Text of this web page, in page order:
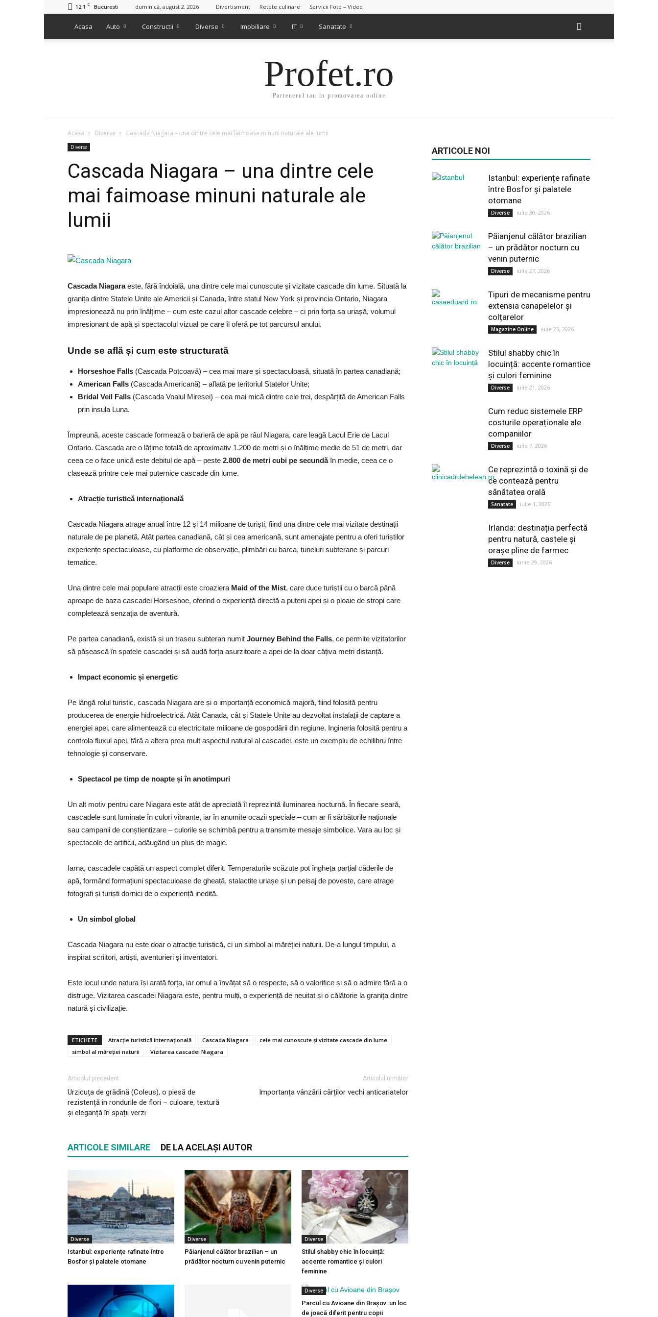
12.1 C Bucuresti duminică, august 2, 2026 Divertisment Retete culinare Servicii Foto – Video
Acasa Auto Constructii Diverse Imobiliare IT Sanatate
Profet.ro
Partenerul tau in promovarea online
Acasa Diverse Cascada Niagara – una dintre cele mai faimoase minuni naturale ale lumii
Diverse
Cascada Niagara – una dintre cele
mai faimoase minuni naturale ale
lumii
Cascada Niagaraeste, fără îndoială, una dintre cele mai cunoscute și vizitate cascade din lume. Situată la
granița dintre Statele Unite ale Americii și Canada, între statul New York și provincia Ontario, Niagara
impresionează nu prin înălțime – cum este cazul altor cascade celebre – ci prin forța sa uriașă, volumul
impresionant de apă și spectacolul vizual pe care îl oferă pe tot parcursul anului.
Unde se află și cum este structurată
Horseshoe Falls (Cascada Potcoavă) – cea mai mare și spectaculoasă, situată în partea canadiană;
American Falls (Cascada Americană) – aflată pe teritoriul Statelor Unite;
Bridal Veil Falls (Cascada Voalul Miresei) – cea mai mică dintre cele trei, despărțită de American Falls
prin insula Luna.
Împreună, aceste cascade formează o barieră de apă pe râul Niagara, care leagă Lacul Erie de Lacul
Ontario. Cascada are o lățime totală de aproximativ 1.200 de metri și o înălțime medie de 51 de metri, dar
ceea ce o face unică este debitul de apă – peste 2.800 de metri cubi pe secundăîn medie, ceea ce o
clasează printre cele mai puternice cascade din lume.
Atracție turistică internațională
Cascada Niagara atrage anual între 12 și 14 milioane de turiști, fiind una dintre cele mai vizitate destinații
naturale de pe planetă. Atât partea canadiană, cât și cea americană, sunt amenajate pentru a oferi turiștilor
experiențe spectaculoase, cu platforme de observație, plimbări cu barca, tuneluri subterane și parcuri
tematice.
Una dintre cele mai populare atracții este croaziera Maid of the Mist, care duce turiștii cu o barcă până
aproape de baza cascadei Horseshoe, oferind o experiență directă a puterii apei și o ploaie de stropi care
completează senzația de aventură.
Pe partea canadiană, există și un traseu subteran numit Journey Behind the Falls, ce permite vizitatorilor
să pășească în spatele cascadei și să audă forța asurzitoare a apei de la doar câțiva metri distanță.
Impact economic și energetic
Pe lângă rolul turistic, cascada Niagara are și o importanță economică majoră, fiind folosită pentru
producerea de energie hidroelectrică. Atât Canada, cât și Statele Unite au dezvoltat instalații de captare a
energiei apei, care alimentează cu electricitate milioane de gospodării din regiune. Ingineria folosită pentru a
controla fluxul apei, fără a altera prea mult aspectul natural al cascadei, este un exemplu de echilibru între
tehnologie și conservare.
Spectacol pe timp de noapte și în anotimpuri
Un alt motiv pentru care Niagara este atât de apreciată îl reprezintă iluminarea nocturnă. În fiecare seară,
cascadele sunt luminate în culori vibrante, iar în anumite ocazii speciale – cum ar fi sărbătorile naționale
sau campanii de conștientizare – culorile se schimbă pentru a transmite mesaje simbolice. Vara au loc și
spectacole de artificii, adăugând un plus de magie.
Iarna, cascadele capătă un aspect complet diferit. Temperaturile scăzute pot îngheța parțial căderile de
apă, formând formațiuni spectaculoase de gheață, stalactite uriașe și un peisaj de poveste, care atrage
fotografi și turiști dornici de o experiență inedită.
Un simbol global
Cascada Niagara nu este doar o atracție turistică, ci un simbol al măreției naturii. De-a lungul timpului, a
inspirat scriitori, artiști, aventurieri și inventatori.
Este locul unde natura își arată forța, iar omul a învățat să o respecte, să o valorifice și să o admire fără a o
distruge. Vizitarea cascadei Niagara este, pentru mulți, o experiență de neuitat și o călătorie la granița dintre
natură și civilizație.
ETICHETE Atracție turistică internațională Cascada Niagara
cele mai cunoscute și vizitate cascade din lume
simbol al măreției naturii
Vizitarea cascadei Niagara
Articolul precedent
Urzicuța de grădină (Coleus), o piesă de
rezistență în rondurile de flori – culoare, textură
și eleganță în spații verzi
Articolul următor
Importanța vânzării cărților vechi anticariatelor
ARTICOLE SIMILARE DE LA ACELAȘI AUTOR
Diverse
Istanbul: experiențe rafinate între
Bosfor și palatele otomane
Diverse
Păianjenul călător brazilian – un
prădător nocturn cu venin puternic
Diverse
Stilul shabby chic în locuință:
accente romantice și culori
feminine
Diverse
Parcul cu Avioane din Brașov: un loc
de joacă diferit pentru copii
ARTICOLE NOI
Istanbul: experiențe rafinate
între Bosfor și palatele
otomane
Diverse iulie 30, 2026
Păianjenul călător brazilian
– un prădător nocturn cu
venin puternic
Diverse iulie 27, 2026
Tipuri de mecanisme pentru
extensia canapelelor și
colțarelor
Magazine Online iulie 23, 2026
Stilul shabby chic în
locuință: accente romantice
și culori feminine
Diverse iulie 21, 2026
Cum reduc sistemele ERP
costurile operaționale ale
companiilor
Diverse iulie 7, 2026
Ce reprezintă o toxină și de
ce contează pentru
sănătatea orală
Sanatate iulie 1, 2026
Irlanda: destinația perfectă
pentru natură, castele și
orașe pline de farmec
Diverse iunie 29, 2026